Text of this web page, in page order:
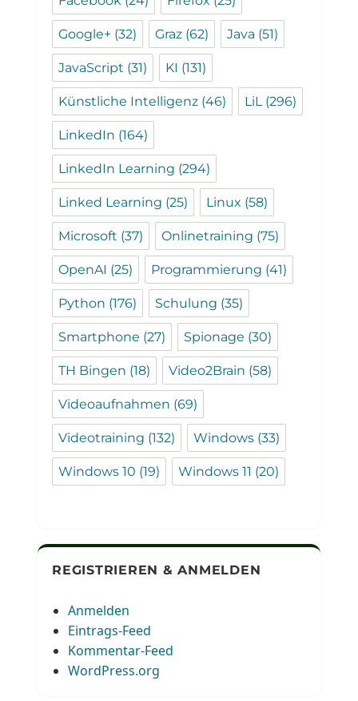
Google+ (32) Graz (62) Java (51)
JavaScript (31) KI (131)
Künstliche Intelligenz (46) LiL(296)
LinkedIn (164)
LinkedIn Learning (294)
Linked Learning (25) Linux (58)
Microsoft (37) Onlinetraining (75)
OpenAI (25) Programmierung (41)
Python (176) Schulung (35)
Smartphone (27) Spionage (30)
TH Bingen (18) Video2Brain (58)
Videoaufnahmen (69)
Videotraining (132) Windows (33)
Windows 10 (19) Windows 11 (20)
REGISTRIEREN & ANMELDEN
Anmelden
Eintrags-Feed
Kommentar-Feed
WordPress.org